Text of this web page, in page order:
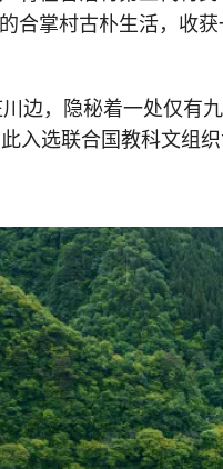
合掌村古朴生活，收获
边，隐秘着一处仅
入选联合国教科文组